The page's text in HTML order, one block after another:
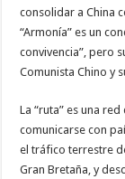
consolidar a China
“Armonía” es un
convivencia”, pero
Comunista Chino y
La “ruta” es una
comunicarse con
el tráfico terrestre
Gran Bretaña, y